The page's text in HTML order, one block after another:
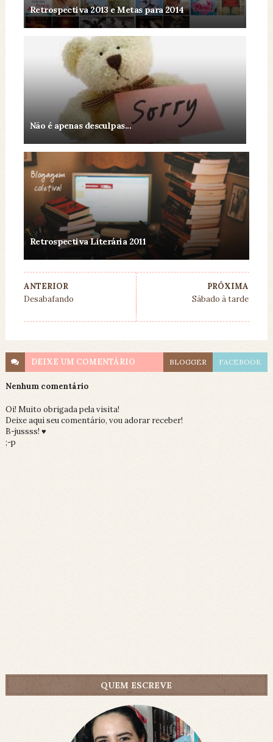
Retrospectiva 2013 e Metas para 2014
Não é apenas desculpas...
Retrospectiva Literária 2011
PRÓXIMA
Sábado à tarde
ANTERIOR
Desabafando
DEIXE UM COMENTÁRIO BLOGGER FACEBOOK
Nenhum comentário
Oi! Muito obrigada pela visita!
Deixe aqui seu comentário, vou adorar receber!
B-jussss! ♥
;-p
QUEM ESCREVE